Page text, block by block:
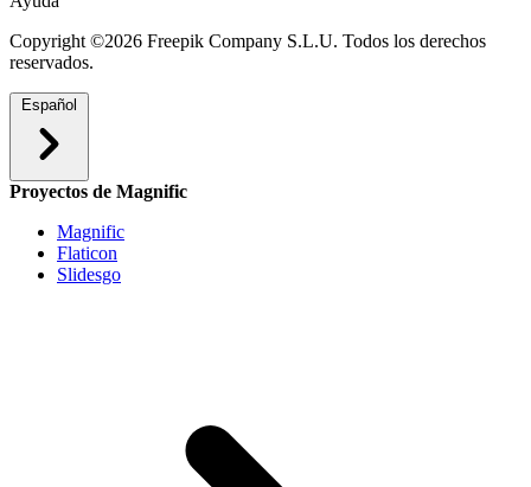
Copyright ©2026 Freepik Company S.L.U. Todos los derechos
reservados.
Español
Proyectos de Magnific
Magnific
Flaticon
Slidesgo